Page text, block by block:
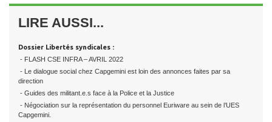
LIRE AUSSI...
Dossier Libertés syndicales :
- FLASH CSE INFRA – AVRIL 2022
- Le dialogue social chez Capgemini est loin des annonces faites par sa
direction
- Guides des militant.e.s face à la Police et la Justice
- Négociation sur la représentation du personnel Euriware au sein de l’UES
Capgemini.